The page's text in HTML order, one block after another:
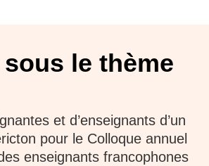
le thème
et d’enseignants d’un
pour le Colloque annuel
enseignants francophones